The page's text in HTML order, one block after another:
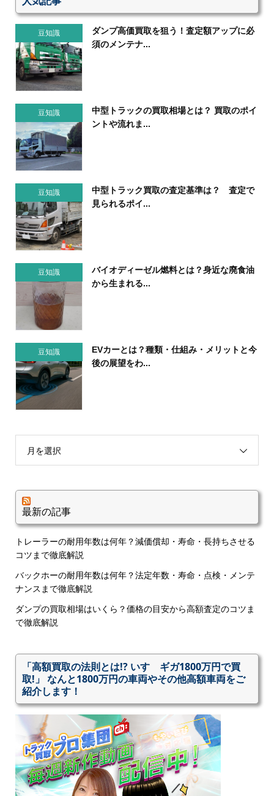
豆知識
ダンプ高価買取を狙う！査定額アップに必
須のメンテナ...
豆知識
中型トラックの買取相場とは？ 買取のポイ
ントや流れま...
豆知識
中型トラック買取の査定基準は？ 査定で
見られるポイ...
豆知識
バイオディーゼル燃料とは？身近な廃食油
から生まれる...
豆知識
EVカーとは？種類・仕組み・メリットと今
後の展望をわ...
月を選択
最新の記事
トレーラーの耐用年数は何年？減価償却・寿命・長持ちさせる
コツまで徹底解説
バックホーの耐用年数は何年？法定年数・寿命・点検・メンテ
ナンスまで徹底解説
ダンプの買取相場はいくら？価格の目安から高額査定のコツま
で徹底解説
「高額買取の法則とは!? いすゞギガ1800万円で買
取!」 なんと1800万円の車両やその他高額車両をご
紹介します！